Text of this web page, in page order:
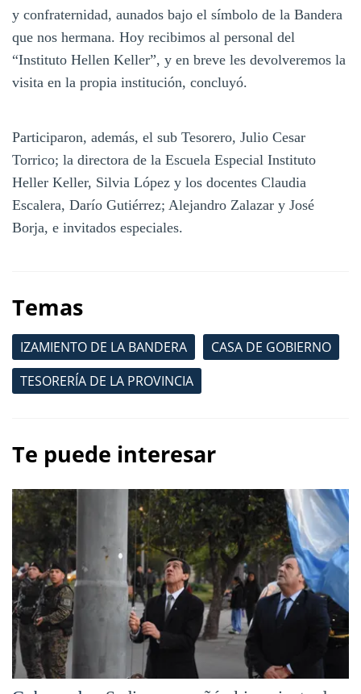
y confraternidad, aunados bajo el símbolo de la Bandera
que nos hermana. Hoy recibimos al personal del
“Instituto Hellen Keller”, y en breve les devolveremos la
visita en la propia institución, concluyó.
Participaron, además, el sub Tesorero, Julio Cesar
Torrico; la directora de la Escuela Especial Instituto
Heller Keller, Silvia López y los docentes Claudia
Escalera, Darío Gutiérrez; Alejandro Zalazar y José
Borja, e invitados especiales.
Temas
IZAMIENTO DE LA BANDERA
CASA DE GOBIERNO
TESORERÍA DE LA PROVINCIA
Te puede interesar